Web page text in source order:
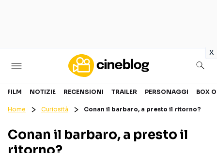
x
Cinema
GENERI
PERSONAGGI
CANALI STREAMING
FILM NOTIZIE RECENSIONI TRAILER PERSONAGGI BOX
Home Curiosità Conan il barbaro, a presto il ritorno?
Conan il barbaro, a presto il